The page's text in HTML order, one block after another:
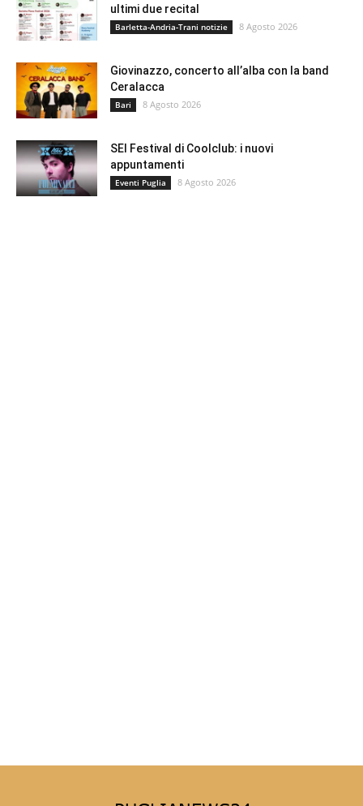
ultimi due recital
Barletta-Andria-Trani notizie 8 Agosto 2026
Giovinazzo, concerto all’alba con la band
Ceralacca
Bari 8 Agosto 2026
SEI Festival di Coolclub: i nuovi
appuntamenti
Eventi Puglia 8 Agosto 2026